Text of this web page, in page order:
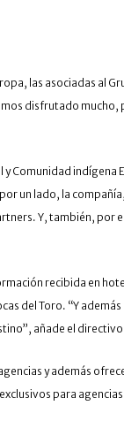
las asociadas al
disfrutado
Comunidad
un lado, la
Y, también, por
recibida en
del Toro. “Y
añade el
y además
para